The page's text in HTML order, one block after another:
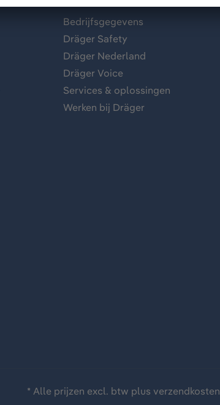
Bedrijfsgegevens
Dräger Safety
Dräger Nederland
Dräger Voice
Services & oplossingen
Werken bij Dräger
* Alle prijzen excl. btw plus verzendkosten